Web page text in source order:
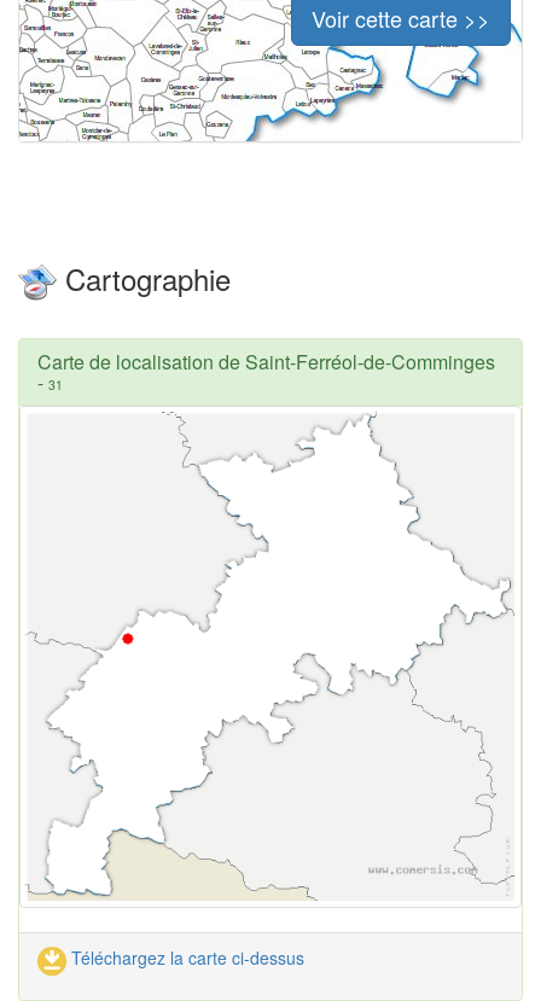
Voir cette carte >>
Cartographie
Carte de localisation de Saint-Ferréol-de-Comminges
- 31
Téléchargez la carte ci-dessus